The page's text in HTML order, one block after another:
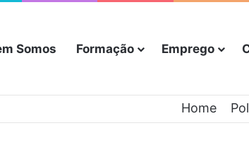
Somos Formação Emprego
Home